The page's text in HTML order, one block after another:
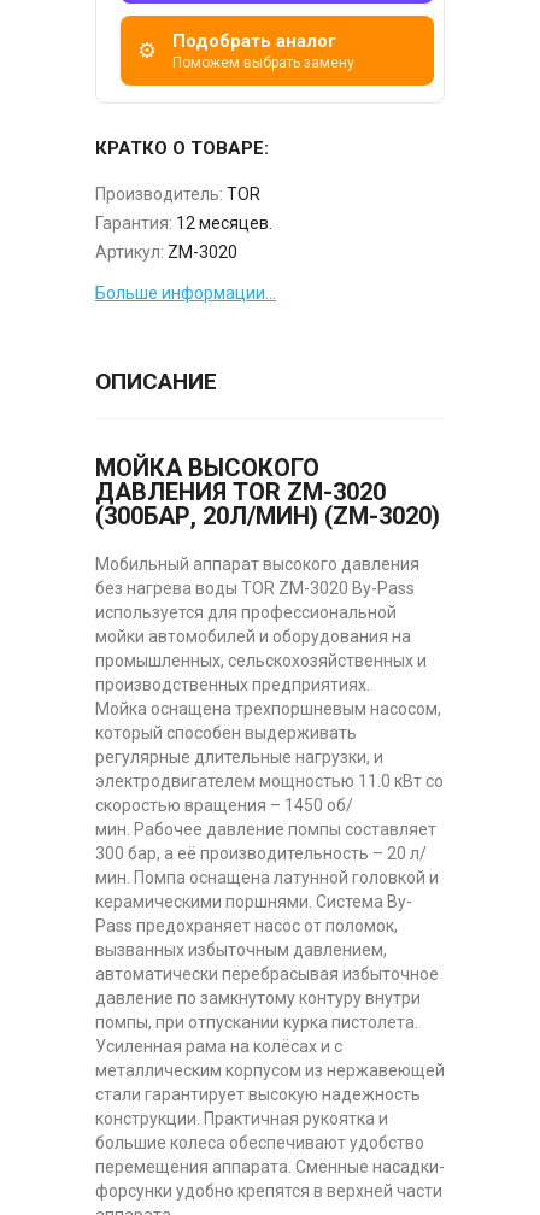
⚙ Подобрать аналог
Поможем выбрать замену
КРАТКО О ТОВАРЕ:
Производитель: TOR
Гарантия: 12 месяцев.
Артикул: ZM-3020
Больше информации...
ОПИСАНИЕ
МОЙКА ВЫСОКОГО
ДАВЛЕНИЯ TOR ZM-3020
(300БАР, 20Л/МИН) (ZM-3020)
Мобильный аппарат высокого давления
без нагрева воды TOR ZM-3020 By-Pass
используется для профессиональной
мойки автомобилей и оборудования на
промышленных, сельскохозяйственных и
производственных предприятиях.
Мойка оснащена трехпоршневым насосом,
который способен выдерживать
регулярные длительные нагрузки, и
электродвигателем мощностью 11.0 кВт со
скоростью вращения – 1450 об/
мин. Рабочее давление помпы составляет
300 бар, а её производительность – 20 л/
мин. Помпа оснащена латунной головкой и
керамическими поршнями. Система By-
Pass предохраняет насос от поломок,
вызванных избыточным давлением,
автоматически перебрасывая избыточное
давление по замкнутому контуру внутри
помпы, при отпускании курка пистолета.
Усиленная рама на колёсах и с
металлическим корпусом из нержавеющей
стали гарантирует высокую надежность
конструкции. Практичная рукоятка и
большие колеса обеспечивают удобство
перемещения аппарата. Сменные насадки-
форсунки удобно крепятся в верхней части